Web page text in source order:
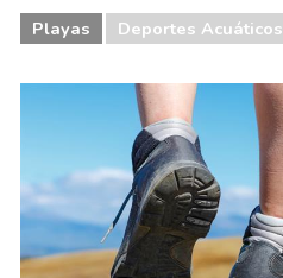
Playas Deportes Acuáticos